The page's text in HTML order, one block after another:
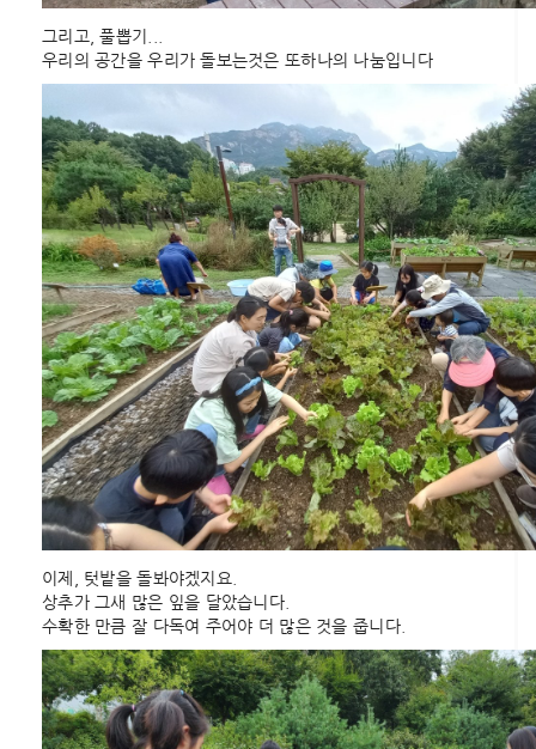
그리고, 풀뽑기...
우리의 공간을 우리가 돌보는것은 또하나의 나눔입니다
이제, 텃밭을 돌봐야겠지요.
상추가 그새 많은 잎을 달았습니다.
수확한 만큼 잘 다독여 주어야 더 많은 것을 줍니다.